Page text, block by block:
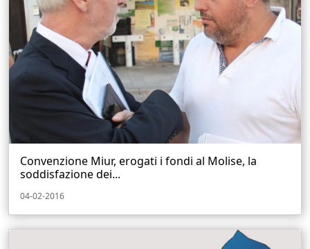
Convenzione Miur, erogati i fondi al Molise, la
soddisfazione dei...
04-02-2016